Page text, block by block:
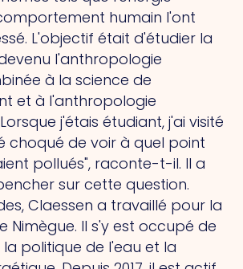
humain l'ont
L'objectif était d'étudier la
l'anthropologie
à la science de
et à l'anthropologie
j'étais étudiant, j'ai visité
choqué de voir à quel point
pollués", raconte-t-il. Il a
sur cette question.
Claessen a travaillé pour la
Nimègue. Il s'y est occupé de
politique de l'eau et la